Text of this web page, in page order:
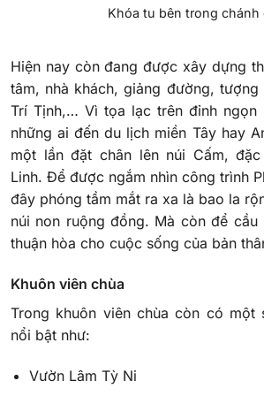
Khóa tu bên trong chánh
Hiện nay còn đang được xây dựng
tâm, nhà khách, giảng đường, tượng
Trí Tịnh,… Vì tọa lạc trên đỉnh ngọn
những ai đến du lịch miền Tây hay
một lần đặt chân lên núi Cấm,
Linh. Để được ngắm nhìn công trình
đây phóng tầm mắt ra xa là bao la
núi non ruộng đồng. Mà còn để cầu
thuận hòa cho cuộc sống của bản
Khuôn viên chùa
Trong khuôn viên chùa còn có một
nổi bật như:
Vườn Lâm Tỳ Ni